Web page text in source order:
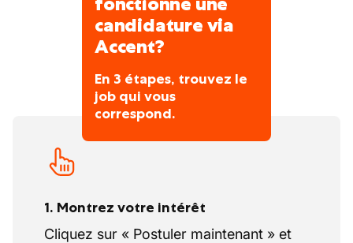
candidature via
Accent?
En 3 étapes, trouvez le
job qui vous
correspond.
1. Montrez votre intérêt
Cliquez sur « Postuler maintenant » et